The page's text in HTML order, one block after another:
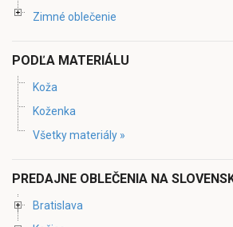
Zimné oblečenie
PODĽA MATERIÁLU
Koža
Koženka
Všetky materiály »
PREDAJNE OBLEČENIA NA
Bratislava